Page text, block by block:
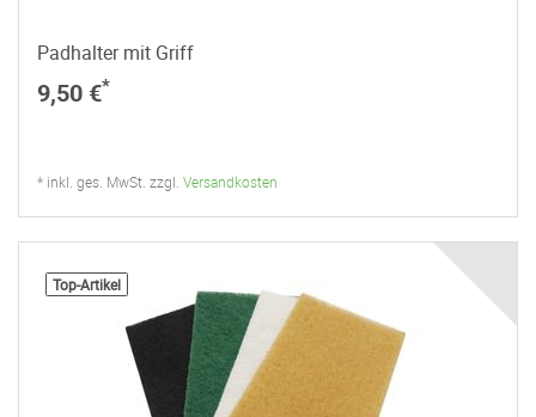
Padhalter mit Griff
9,50 €*
* inkl. ges. MwSt. zzgl. Versandkosten
Top-Artikel